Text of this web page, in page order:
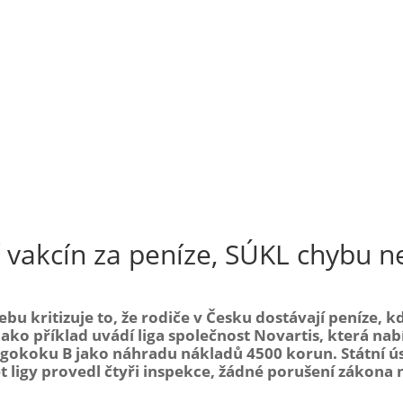
za peníze, SÚKL chybu
kritizuje to, že rodiče v Česku dostávají peníze,
příklad uvádí liga společnost Novartis, která
B jako náhradu nákladů 4500 korun. Státní
ligy provedl čtyři inspekce, žádné porušení zákona